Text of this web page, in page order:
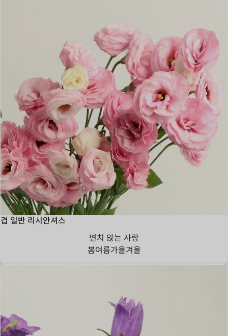
겹 일반 리시안셔스
변치 않는 사랑
봄여름가을겨울